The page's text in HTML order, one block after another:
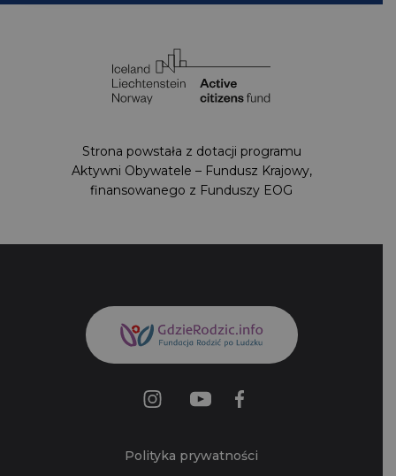
Strona powstała z dotacji programu Aktywni
Obywatele – Fundusz Krajowy,
finansowanego z Funduszy EOG
Polityka prywatności